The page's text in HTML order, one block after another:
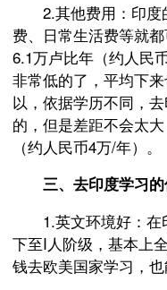
2.其他费用：印度
费、日常生活费等就
6.1万卢比年（约人民
非常低的了，平均下
以，依据学历不同，
的，但是差距不会太
（约人民币4万/年）。
三、去印度学习
1.英文环境好：在
下至I人阶级，基本上
钱去欧美国家学习，